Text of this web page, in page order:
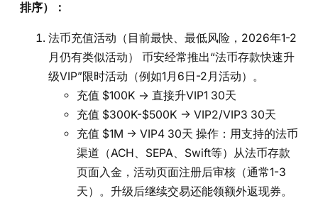
排序）：
法币充值活动（目前最快、最低风险，2026年1-2
月仍有类似活动） 币安经常推出“法币存款快速升
级VIP”限时活动（例如1月6日-2月活动）。
充值 $100K → 直接升VIP1 30天
充值 $300K-$500K → VIP2/VIP3 30天
充值 $1M → VIP4 30天 操作：用支持的法币
渠道（ACH、SEPA、Swift等）从法币存款
页面入金，活动页面注册后审核（通常1-3
天）。升级后继续交易还能领额外返现券。